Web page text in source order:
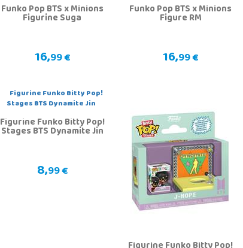
Funko Pop BTS x Minions
Figurine Suga
16,99 €
Funko Pop BTS x Minions
Figure RM
16,99 €
Figurine Funko Bitty Pop!
Stages BTS Dynamite Jin
8,99 €